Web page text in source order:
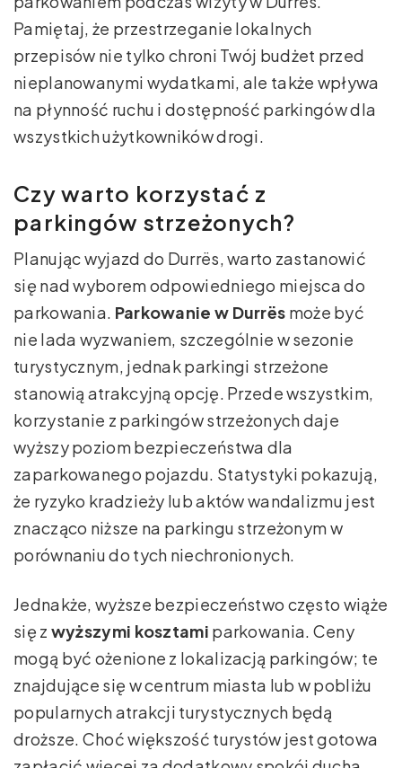
Pamiętaj, że przestrzeganie lokalnych
przepisów nie tylko chroni Twój budżet przed
nieplanowanymi wydatkami, ale także wpływa
na płynność ruchu i dostępność parkingów dla
wszystkich użytkowników drogi.
Czy warto korzystać z
parkingów strzeżonych?
Planując wyjazd do Durrës, warto zastanowić
się nad wyborem odpowiedniego miejsca do
parkowania. Parkowanie w Durrës może być
nie lada wyzwaniem, szczególnie w sezonie
turystycznym, jednak parkingi strzeżone
stanowią atrakcyjną opcję. Przede wszystkim,
korzystanie z parkingów strzeżonych daje
wyższy poziom bezpieczeństwa dla
zaparkowanego pojazdu. Statystyki pokazują,
że ryzyko kradzieży lub aktów wandalizmu jest
znacząco niższe na parkingu strzeżonym w
porównaniu do tych niechronionych.
Jednakże, wyższe bezpieczeństwo często wiąże
się z wyższymi kosztami parkowania. Ceny
mogą być ożenione z lokalizacją parkingów; te
znajdujące się w centrum miasta lub w pobliżu
popularnych atrakcji turystycznych będą
droższe. Choć większość turystów jest gotowa